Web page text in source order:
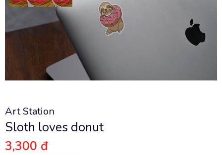
Art Station
Sloth loves donut
3,300 đ